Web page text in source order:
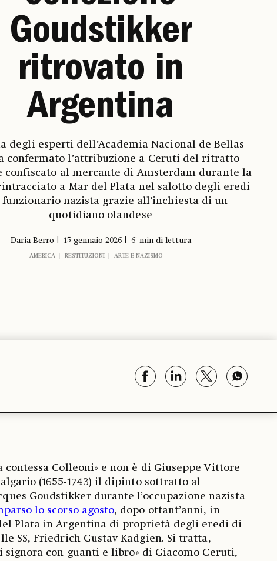
Goudstikker
ritrovato in
Argentina
degli esperti dell’Academia Nacional de Bellas
confermato l’attribuzione a Ceruti del ritratto
confiscato al mercante di Amsterdam durante la
a Mar del Plata nel salotto degli eredi
funzionario nazista grazie all’inchiesta di un
quotidiano olandese
Daria Berro 15 gennaio 2026 6' min di lettura
AMERICA RESTITUZIONI ARTE E NAZISMO
Colleoni» e non è di Giuseppe Vittore
(1655-1743) il dipinto sottratto al
Goudstikker durante l’occupazione nazista
lo scorso agosto, dopo ottant’anni, in
Plata in Argentina di proprietà degli eredi di
SS, Friedrich Gustav Kadgien. Si tratta,
signora con guanti e libro» di Giacomo Ceruti,